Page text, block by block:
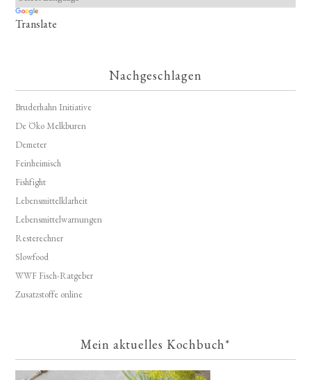
Translate
Nachgeschlagen
Bruderhahn Initiative
De Öko Melkburen
Demeter
Feinheimisch
Fishfight
Lebensmittelklarheit
Lebensmittelwarnungen
Resterechner
Slowfood
WWF Fisch-Ratgeber
Zusatzstoffe online
Mein aktuelles Kochbuch*